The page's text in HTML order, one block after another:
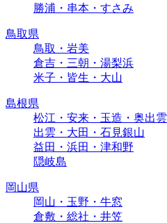
勝浦・串本・すさみ
鳥取県
鳥取・岩美
倉吉・三朝・湯梨浜
米子・皆生・大山
島根県
松江・安来・玉造・奥出雲
出雲・大田・石見銀山
益田・浜田・津和野
隠岐島
岡山県
岡山・玉野・牛窓
倉敷・総社・井笠